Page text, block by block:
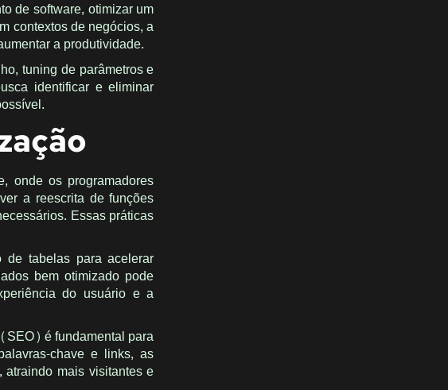
de software, otimizar um
contextos de negócios, a
a produtividade.
tuning de parâmetros e
identificar e eliminar
onde os programadores
a reescrita de funções
Essas práticas
tabelas para acelerar
bem otimizado pode
do usuário e a
é fundamental para
chave e links, as
mais visitantes e